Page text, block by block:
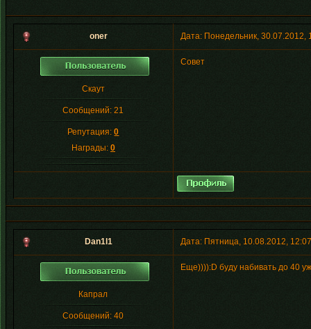
oner Дата: Понедельник,
Скаут
Сообщений:21
Репутация:0
Награды: 0
Совет
Dan1l1 Дата: Пятница, 10.08.2012,
Капрал
Сообщений:40
Еще)))):D буду набивать до 40